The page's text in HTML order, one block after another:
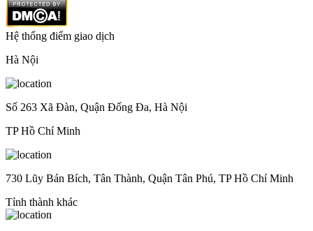
Hệ thống điểm giao dịch
Hà Nội
Số 263 Xã Đàn, Quận Đống Đa, Hà Nội
TP Hồ Chí Minh
730 Lũy Bán Bích, Tân Thành, Quận Tân Phú, TP Hồ Chí Minh
Tỉnh thành khác